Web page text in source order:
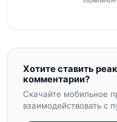
Хотите ставить
комментарии?
Скачайте мобильное
взаимодействовать с